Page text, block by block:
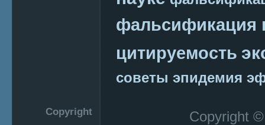
фальсификация
цитируемость
советы эпидемия
Copyright
Copyright